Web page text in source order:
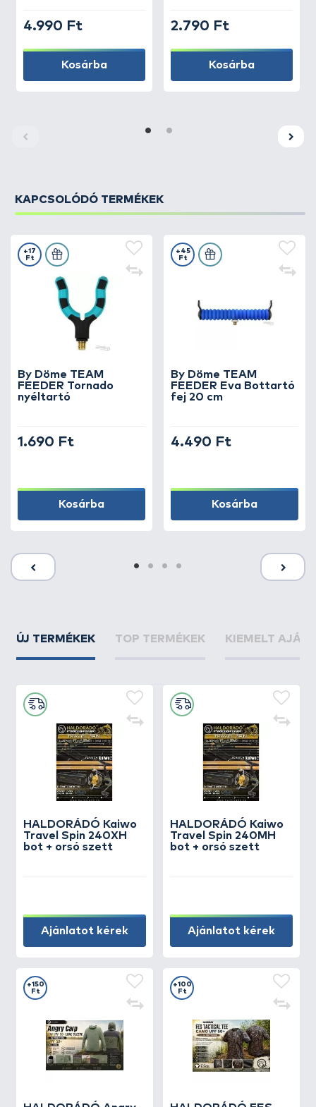
4.990 Ft
Kosárba
2.790 Ft
Kosárba
KAPCSOLÓDÓ TERMÉKEK
By Döme TEAM
FEEDER Tornado
nyéltartó
+17
Ft
1.690 Ft
Kosárba
By Döme TEAM
FEEDER Eva Bottartó
fej 20 cm
+45
Ft
4.490 Ft
Kosárba
ÚJ TERMÉKEK TOP TERMÉKEK KIEMELT
HALDORÁDÓ Kaiwo
Travel Spin 240XH
bot + orsó szett
Ajánlatot kérek
HALDORÁDÓ Kaiwo
Travel Spin 240MH
bot + orsó szett
Ajánlatot kérek
+150
Ft
+100
Ft